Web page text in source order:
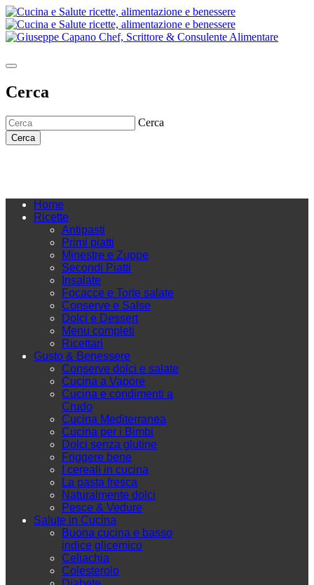
Cerca
Cerca
Cerca
Home
Ricette
Antipasti
Primi piatti
Minestre e Zuppe
Secondi Piatti
Insalate
Focacce e Torte salate
Conserve e Salse
Dolci e Dessert
Menu completi
Ricettari
Gusto & Benessere
Conserve dolci e salate
Cucina a Vapore
Cucina e condimenti a
Crudo
Cucina Mediterranea
Cucina per i Bimbi
Dolci senza glutine
Friggere bene
I cereali in cucina
La pasta fresca
Naturalmente dolci
Pesce & Vedure
Salute in Cucina
Buona cucina e basso
indice glicemico
Celiachia
Colesterolo